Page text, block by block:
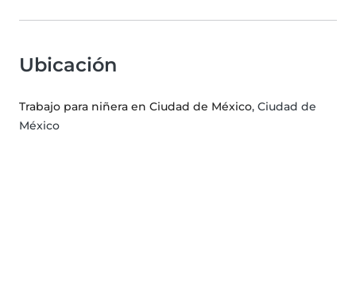
Ubicación
Trabajo para niñera en Ciudad de México, Ciudad de
México